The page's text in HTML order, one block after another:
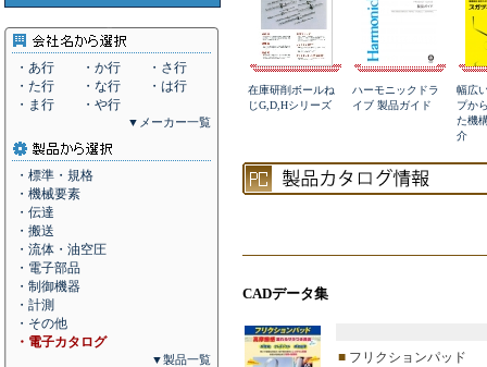
・あ行 ・か行
・さ行
・た行
・な行
・は行
・ま行
・や行
▼メーカー一覧
・標準・規格
・機械要素
・伝達
・搬送
・流体・油空圧
・電子部品
・制御機器
・計測
・その他
・電子カタログ
▼製品一覧
在庫研削ボールね
じG,D,Hシリーズ
ハーモニックドラ
イブ 製品ガイド
幅広
プか
た機
介
CADデータ集
■ フリクションパッド